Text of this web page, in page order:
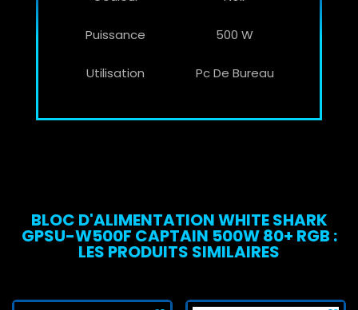
Puissance 500 W
Utilisation Pc De Bureau
BLOC D'ALIMENTATION WHITE SHARK
GPSU-W500F CAPTAIN 500W 80+ RGB :
LES PRODUITS SIMILAIRES